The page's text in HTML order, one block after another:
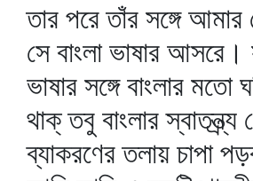
তার পরে তাঁর সঙ্গে আমার
সে বাংলা ভাষার
ভাষার সঙ্গে বাংলার মতো
থাক্‌ তবু বাংলার
ব্যাকরণের তলায় চাপা